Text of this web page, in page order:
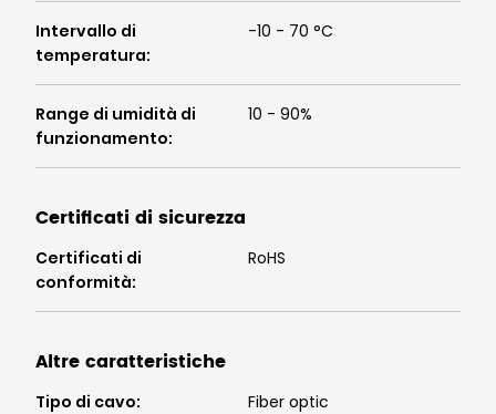
Intervallo di
temperatura:
-10 - 70 °C
Range di umidità di
funzionamento:
10 - 90%
Certificati di sicurezza
Certificati di
conformità:
RoHS
Altre caratteristiche
Tipo di cavo: Fiber optic